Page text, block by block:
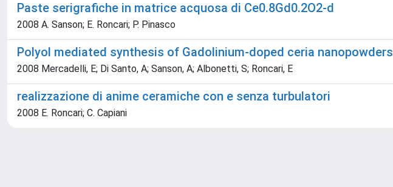
Paste serigrafiche in matrice acquosa di Ce0.8Gd0.2O2-d
2008 A. Sanson; E. Roncari; P. Pinasco
Polyol mediated synthesis of Gadolinium-doped ceria nanopowders
2008 Mercadelli, E; Di Santo, A; Sanson, A; Albonetti, S; Roncari, E
realizzazione di anime ceramiche con e senza turbulatori
2008 E. Roncari; C. Capiani